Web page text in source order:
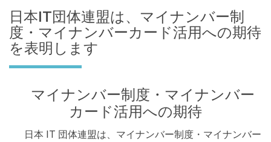
日本IT団体連盟は、マイナンバー制
度・マイナンバーカード活用への期待
を表明します
マイナンバー制度・マイナンバー
カード活用への期待
日本 IT 団体連盟は、マイナンバー制度・マイナンバー